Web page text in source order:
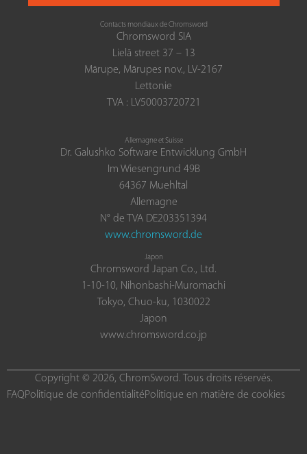
Contacts mondiaux de Chromsword
Chromsword SIA
Lielā street 37 – 13
Mārupe, Mārupes nov., LV-2167
Lettonie
TVA : LV50003720721
Allemagne et Suisse
Dr. Galushko Software Entwicklung GmbH
Im Wiesengrund 49B
64367 Muehltal
Allemagne
N° de TVA DE203351394
www.chromsword.de
Japon
Chromsword Japan Co., Ltd.
1-10-10, Nihonbashi-Muromachi
Tokyo, Chuo-ku, 1030022
Japon
www.chromsword.co.jp
Copyright © 2026, ChromSword. Tous droits réservés.
FAQPolitique de confidentialitéPolitique en matière de cookies